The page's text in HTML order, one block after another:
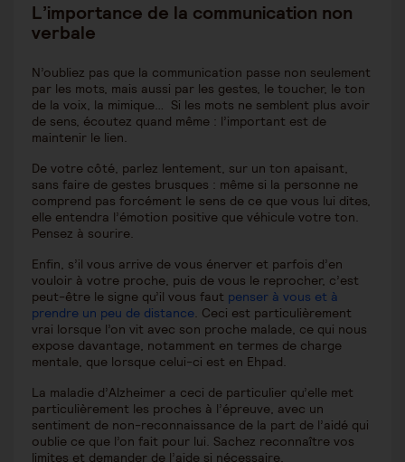
L’importance de la communication non
verbale
N’oubliez pas que la communication passe non seulement
par les mots, mais aussi par les gestes, le toucher, le ton
de la voix, la mimique… Si les mots ne semblent plus avoir
de sens, écoutez quand même : l’important est de
maintenir le lien.
De votre côté, parlez lentement, sur un ton apaisant,
sans faire de gestes brusques : même si la personne ne
comprend pas forcément le sens de ce que vous lui dites,
elle entendra l’émotion positive que véhicule votre ton.
Pensez à sourire.
Enfin, s’il vous arrive de vous énerver et parfois d’en
vouloir à votre proche, puis de vous le reprocher, c’est
peut-être le signe qu’il vous faut penser à vous et à
prendre un peu de distance. Ceci est particulièrement
vrai lorsque l’on vit avec son proche malade, ce qui nous
expose davantage, notamment en termes de charge
mentale, que lorsque celui-ci est en Ehpad.
La maladie d’Alzheimer a ceci de particulier qu’elle met
particulièrement les proches à l’épreuve, avec un
sentiment de non-reconnaissance de la part de l’aidé qui
oublie ce que l’on fait pour lui. Sachez reconnaître vos
limites et demander de l’aide si nécessaire.